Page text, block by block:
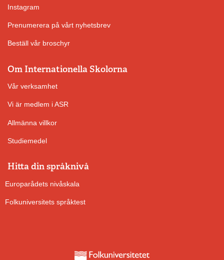
Instagram
Prenumerera på vårt nyhetsbrev
Beställ vår broschyr
Om Internationella Skolorna
Vår verksamhet
Vi är medlem i ASR
Allmänna villkor
Studiemedel
Hitta din språknivå
Europarådets nivåskala
Folkuniversitets språktest